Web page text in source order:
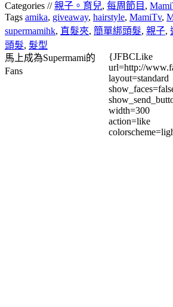
Categories //親子。育兒, 每周節目 ,
Tags amika, giveaway, hairstyle, MamiTv,
supermamihk, 直髮夾, 簡單綁頭髮, 親子,
頭髮, 髮型
馬上成為Supermami的
Fans
{JFBCLike
url=http://
layout=standard
width=300
action=like